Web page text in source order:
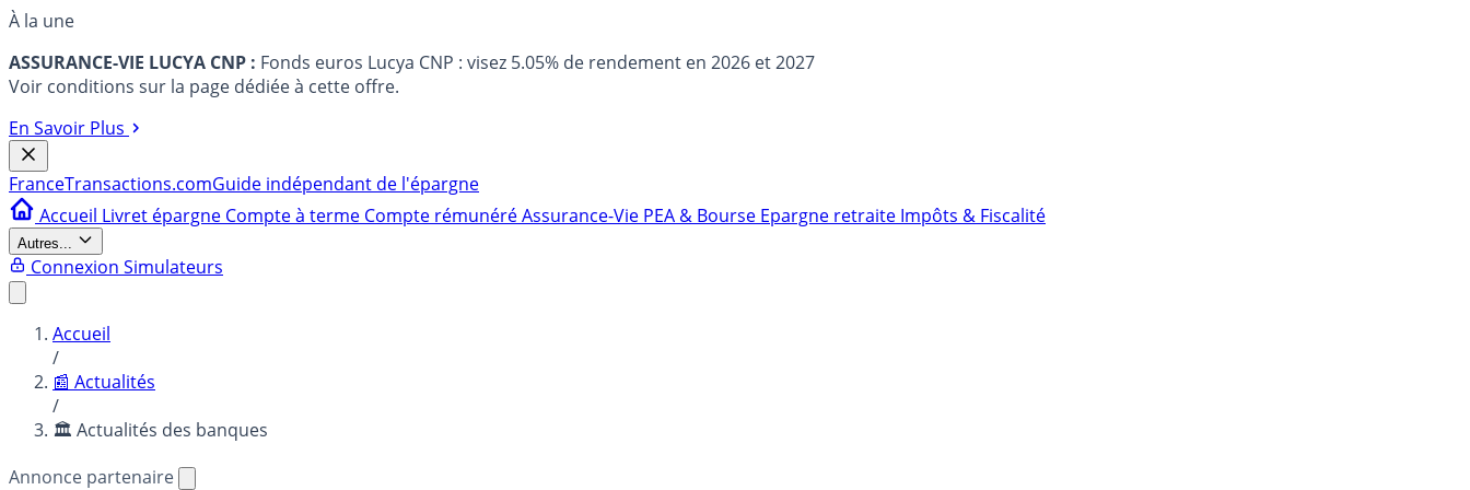
À la une
ASSURANCE-VIE LUCYA CNP : Fonds euros Lucya CNP : visez 5.05% de rendement en 2026 et 2027
Voir conditions sur la page dédiée à cette offre.
En Savoir Plus
FranceTransactions.comGuide indépendant de l'épargne
Accueil Livret épargne Compte à terme Compte rémunéréAssurance-Vie PEA & Bourse Epargne retraite Impôts & Fiscalité
Autres...
Connexion Simulateurs
Accueil
/
📰 Actualités
/
🏛️ Actualités des banques
Annonce partenaire